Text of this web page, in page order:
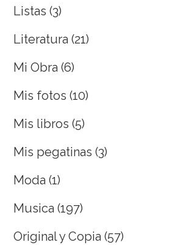
Listas (3)
Literatura (21)
Mi Obra (6)
Mis fotos (10)
Mis libros (5)
Mis pegatinas (3)
Moda (1)
Musica (197)
Original y Copia (57)